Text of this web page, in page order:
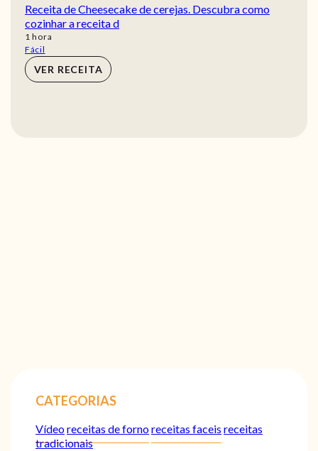
Receita de Cheesecake de cerejas. Descubra como
cozinhar a receita d
1 hora
hora
Fácil
VER RECEITA
CATEGORIAS
Vídeoreceitas de fornoreceitas faceis receitas
tradicionais